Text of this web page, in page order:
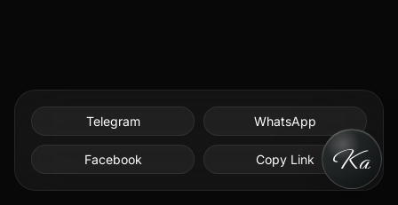
Telegram WhatsApp
Facebook Copy Link